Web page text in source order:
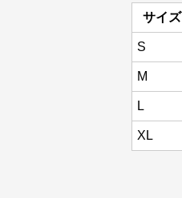
サイズ
S
M
L
XL